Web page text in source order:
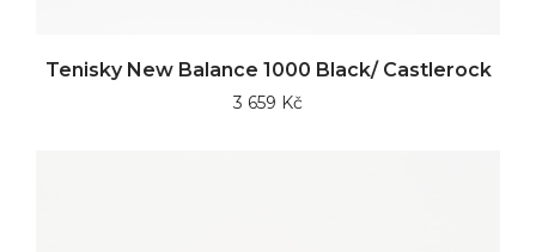
Tenisky New Balance 1000 Black/ Castlerock
3 659 Kč